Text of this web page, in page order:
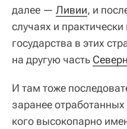
далее — Ливии, и
случаях и
государства в этих
на другую часть
И там тоже
заранее
кого высокопарно